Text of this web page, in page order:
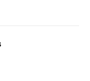
May